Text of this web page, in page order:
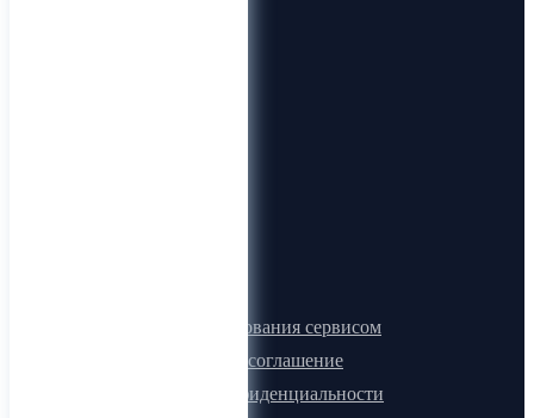
Правила пользования сервисом
Лицензионное соглашение
Политика конфиденциальности